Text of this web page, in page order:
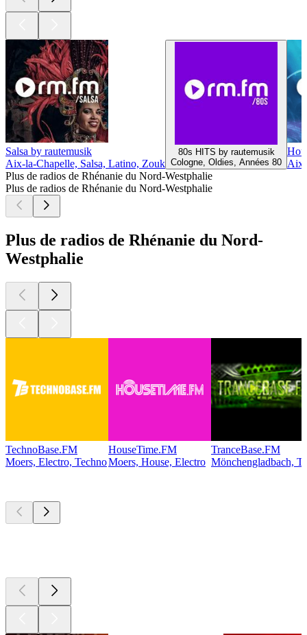
Salsa by rautemusik
Aix-la-Chapelle, Salsa, Latino, Zouk
80s HITS by rautemusik
Cologne, Oldies, Années 80
Plus de radios de Rhénanie du Nord-Westphalie
Plus de radios de Rhénanie du Nord-Westphalie
Plus de radios de Rhénanie du Nord-
Westphalie
TechnoBase.FM
Moers, Electro, Techno
HouseTime.FM
Moers, House, Electro
TranceBase.FM
Mönchengladbach,